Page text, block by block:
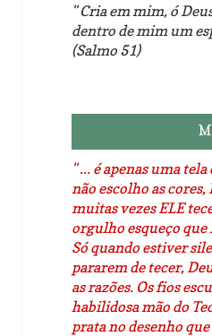
" Cria em mim, ó
dentro de mim um
(Salmo 51)
" ... é apenas uma
não escolho as
muitas vezes ELE
orgulho esqueço que
Só quando estiver
pararem de tecer,
as razões. Os fios
habilidosa mão do
prata no desenho